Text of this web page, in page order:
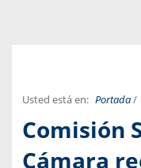
Usted está en: Portada/
Comisión
Cámara